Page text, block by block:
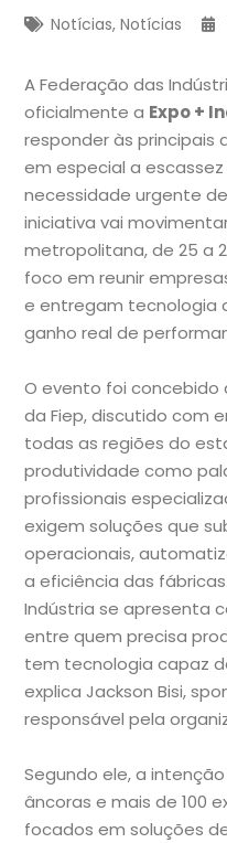
Notícias,Notícias
A Federação das
oficialmente a Expo +
responder às principais
em especial a
necessidade urgente
iniciativa vai
metropolitana, de 25 a
foco em reunir
e entregam tecnologia
ganho real de
O evento foi concebido
da Fiep, discutido com
todas as regiões do
produtividade como
profissionais
exigem soluções que
operacionais,
a eficiência das
Indústria se apresenta
entre quem precisa
tem tecnologia capaz
explica Jackson Bisi,
responsável pela
Segundo ele, a
âncoras e mais de 100
focados em soluções